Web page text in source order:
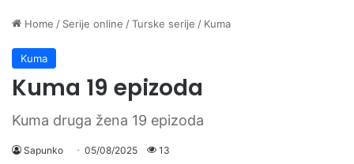
Home / Serije online /Turske serije / Kuma
Kuma
Kuma 19 epizoda
Kuma druga žena 19 epizoda
Sapunko 05/08/2025 13